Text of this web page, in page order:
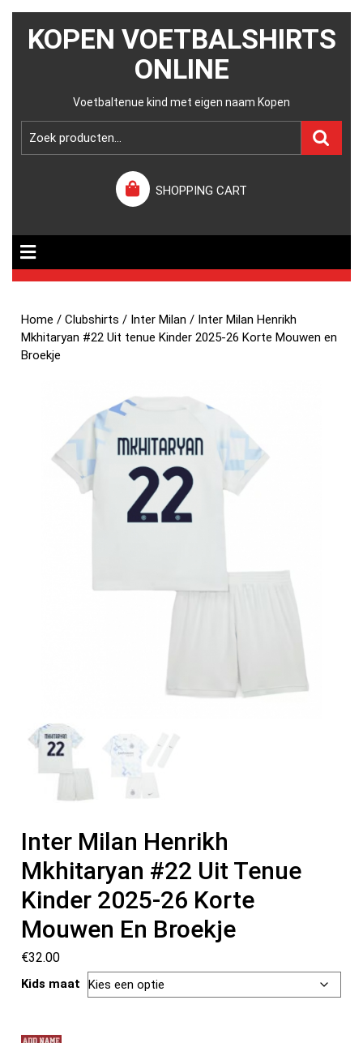
KOPEN VOETBALSHIRTS
ONLINE
Voetbaltenue kind met eigen naam Kopen
SHOPPING CART
Home /Clubshirts / Inter Milan / Inter Milan Henrikh
Mkhitaryan #22 Uit tenue Kinder 2025-26 Korte Mouwen en
Broekje
Inter Milan Henrikh
Mkhitaryan #22 Uit Tenue
Kinder 2025-26 Korte
Mouwen En Broekje
€32.00
Kids maat